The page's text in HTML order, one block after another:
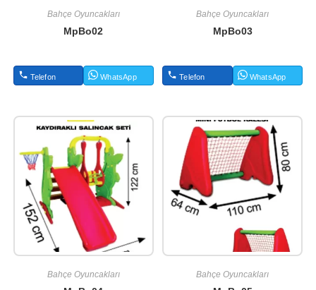
Bahçe Oyuncakları
MpBo02
Telefon WhatsApp
Bahçe Oyuncakları
MpBo03
Telefon WhatsApp
Bahçe Oyuncakları Bahçe Oyuncakları